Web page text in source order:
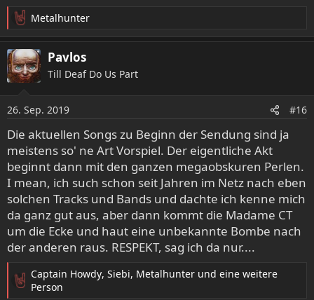
R
e
a
k
t
n
e
n
:
Metalhunter
Pavlos
Till Deaf Do Us Part
26. Sep. 2019 #16
Die aktuellen Songs zu Beginn der Sendung sind ja
meistens so' ne Art Vorspiel. Der eigentliche Akt
beginnt dann mit den ganzen megaobskuren Perlen.
I mean, ich such schon seit Jahren im Netz nach eben
solchen Tracks und Bands und dachte ich kenne mich
da ganz gut aus, aber dann kommt die Madame CT
um die Ecke und haut eine unbekannte Bombe nach
der anderen raus. RESPEKT, sag ich da nur....
R
Captain Howdy, Siebi, Metalhunter und eine weitere
Person